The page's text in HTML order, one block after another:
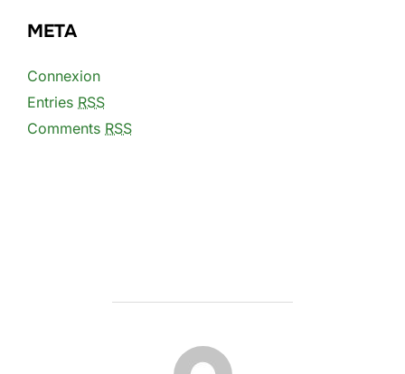
META
Connexion
Entries RSS
Comments RSS
AUTEUR DE LA PUBLICATION